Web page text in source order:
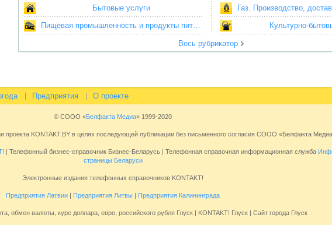
Бытовые услуги
Пищевая промышленность и продукты питания
Газ. Производство,
Культурно-
Весь рубрикатор
Предприятия О проекте
© СООО «Белфакта Медиа» 1999-2020
проекта KONTAKT.BY в целях последующей публикации без письменного согласия СООО «Белфакта
| Телефонный бизнес-справочник Бизнес-Беларусь | Телефонная справочная информационная служба
страницы Беларуси
Электронные издания телефонных справочников KONTAKT!
Предприятия Латвии | Предприятия Литвы | Предприятия Калининграда
обмен валюты, курс доллара, евро, российского рубля Глуск | KONTAKT! Глуск | Сайт города Глуск